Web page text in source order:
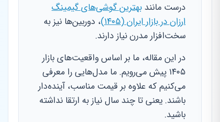
درست مانند بهترین گوشی‌های گیمینگ
ارزان در بازار ایران (۱۴۰۵)
، دوربین‌ها نیز به
سخت‌افزار مدرن نیاز دارند.
در این مقاله، ما بر اساس واقعیت‌های بازار
۱۴۰۵ پیش می‌رویم. ما مدل‌هایی را معرفی
می‌کنیم که علاوه بر قیمت مناسب، آینده‌دار
باشند. یعنی تا چند سال نیاز به ارتقا نداشته
باشید.